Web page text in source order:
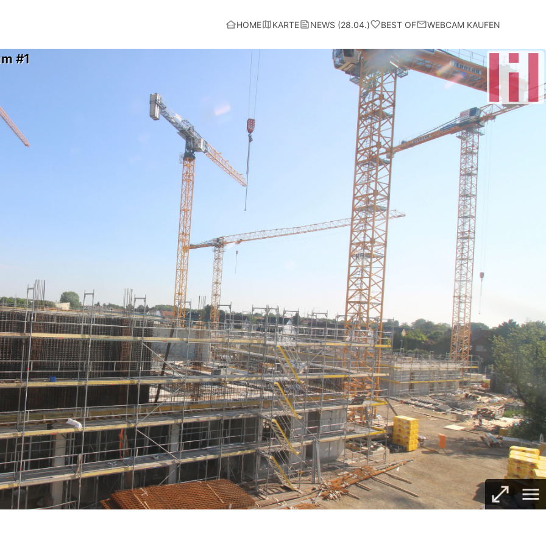
HOME KARTE NEWS (28.04.) BEST OF WEBCAM KAUFEN
#1